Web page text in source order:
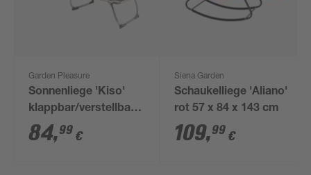
Garden Pleasure
Sonnenliege 'Kiso'
klappbar/verstellbar
grau 60 x 31 x 192 cm
84,99 €
Siena Garden
Schaukelliege 'Aliano'
rot 57 x 84 x 143 cm
109,99 €